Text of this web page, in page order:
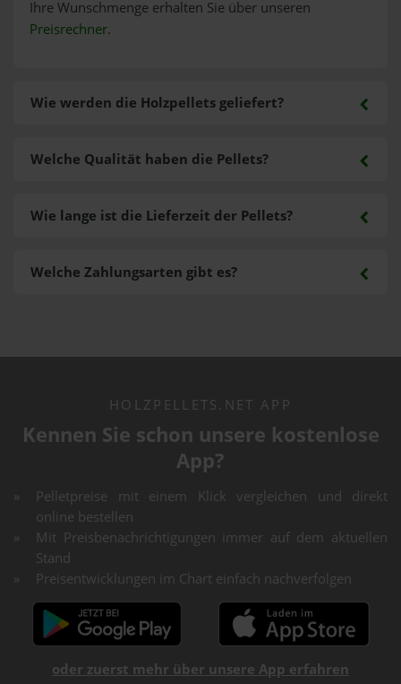
Ihre Wunschmenge erhalten Sie über unseren
Preisrechner.
Wie werden die Holzpellets geliefert?
Welche Zahlungsarten gibt es?
Welche Qualität haben die Pellets?
Wie lange ist die Lieferzeit der Pellets?
HOLZPELLETS.NET APP
Kennen Sie schon unsere kostenlose
App?
Pelletpreise mit einem Klick vergleichen und direkt
online bestellen
Mit Preisbenachrichtigungen immer auf dem aktuellen
Stand
Preisentwicklungen im Chart einfach nachverfolgen
oder zuerst mehr über unsere App erfahren